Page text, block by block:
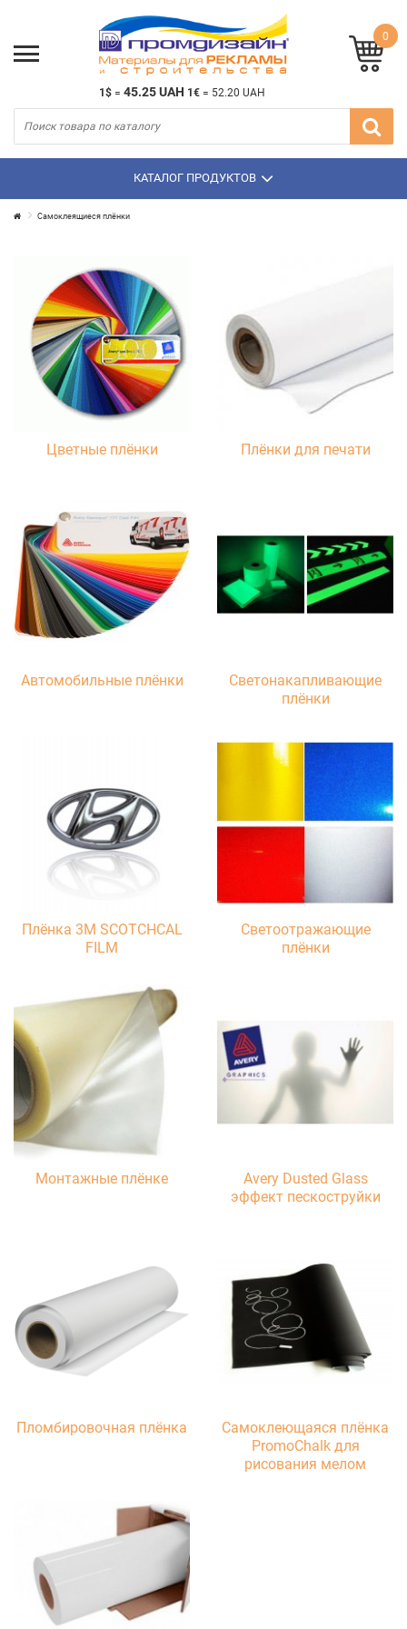
1$ = 45.25 UAH 1€ = 52.20 UAH
0
КАТАЛОГ ПРОДУКТОВ
Самоклеящиеся плёнки
Цветные плёнки Плёнки для печати
Автомобильные плёнки
Светонакапливающие
плёнки
Плёнка 3М SCOTCHCAL
FILM
Светоотражающие
плёнки
Монтажные плёнке
Avery Dusted Glass
эффект пескоструйки
Пломбировочная плёнка
Самоклеющаяся плёнка
PromoChalk для
рисования мелом